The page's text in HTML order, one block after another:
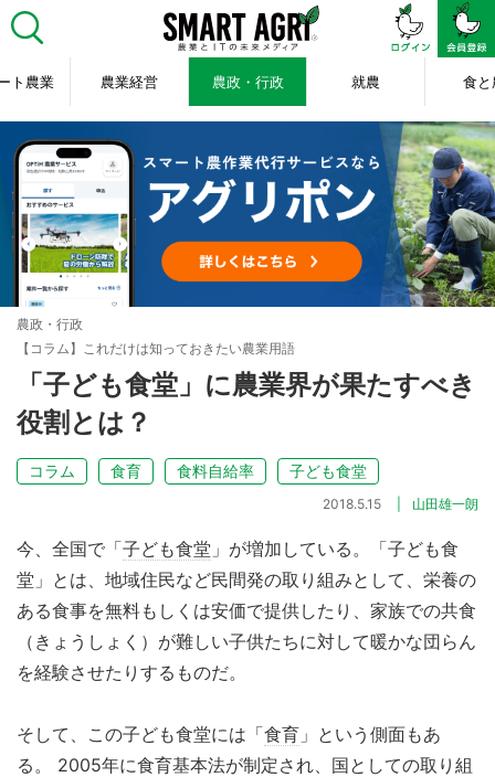
ト農業 農業経営 農政・行政 就農 食と
農政・行政
【コラム】これだけは知っておきたい農業用語
「子ども食堂」に農業界が果たすべき
役割とは？
コラム 食育 食料自給率 子ども食堂
2018.5.15 山田雄一朗
今、全国で「子ども食堂 」が増加している。「子ども食
堂」とは、地域住民など民間発の取り組みとして、栄養の
ある食事を無料もしくは安価で提供したり、家族での共食
（きょうしょく）が難しい子供たちに対して暖かな団らん
を経験させたりするものだ。
そして、この子ども食堂には「食育 」という側面もあ
る。 2005年に食育基本法が制定され、国としての取り組